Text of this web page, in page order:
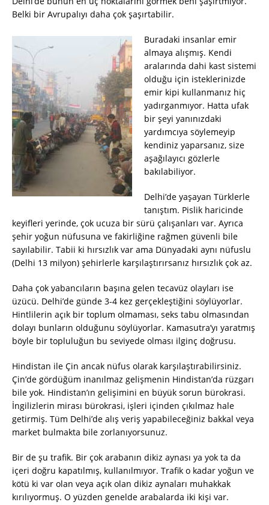
Belki bir Avrupalıyı daha çok şaşırtabilir.
Buradaki insanlar emir
almaya alışmış. Kendi
aralarında dahi kast sistemi
olduğu için isteklerinizde
emir kipi kullanmanız hiç
yadırganmıyor. Hatta ufak
bir şeyi yanınızdaki
yardımcıya söylemeyip
kendiniz yaparsanız, size
aşağılayıcı gözlerle
bakılabiliyor.
Delhi’de yaşayan Türklerle
tanıştım. Pislik haricinde
keyifleri yerinde, çok ucuza bir sürü çalışanları var. Ayrıca
şehir yoğun nüfusuna ve fakirliğine rağmen güvenli bile
sayılabilir. Tabii ki hırsızlık var ama Dünyadaki aynı nüfuslu
(Delhi 13 milyon) şehirlerle karşılaştırırsanız hırsızlık çok az.
Daha çok yabancıların başına gelen tecavüz olayları ise
üzücü. Delhi’de günde 3-4 kez gerçekleştiğini söylüyorlar.
Hintlilerin açık bir toplum olmaması, seks tabu olmasından
dolayı bunların olduğunu söylüyorlar. Kamasutra’yı yaratmış
böyle bir topluluğun bu seviyede olması ilginç doğrusu.
Hindistan ile Çin ancak nüfus olarak karşılaştırabilirsiniz.
Çin’de gördüğüm inanılmaz gelişmenin Hindistan’da rüzgarı
bile yok. Hindistan’ın gelişimini en büyük sorun bürokrasi.
İngilizlerin mirası bürokrasi, işleri içinden çıkılmaz hale
getirmiş. Tüm Delhi’de alış veriş yapabileceğiniz bakkal veya
market bulmakta bile zorlanıyorsunuz.
Bir de şu trafik. Bir çok arabanın dikiz aynası ya yok ta da
içeri doğru kapatılmış, kullanılmıyor. Trafik o kadar yoğun ve
kötü ki var olan veya açık olan dikiz aynaları muhakkak
kırılıyormuş. O yüzden genelde arabalarda iki kişi var.